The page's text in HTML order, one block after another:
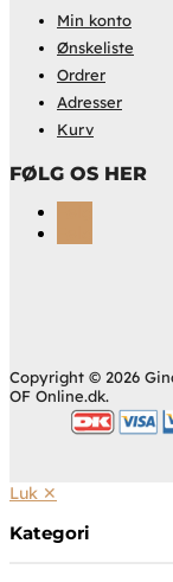
Min konto
Ønskeliste
Ordrer
Adresser
Kurv
FØLG OS HER
Copyright © 2026
OF Online.dk.
Luk ✕
Kategori